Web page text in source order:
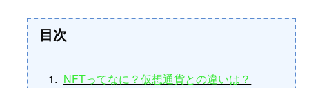
目次
NFTってなに？仮想通貨との違いは？